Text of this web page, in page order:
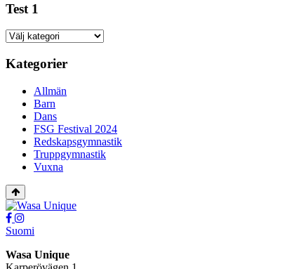
Test 1
Test
Kategorier
Allmän
Barn
Dans
FSG Festival 2024
Redskapsgymnastik
Truppgymnastik
Vuxna
Tillbaka
upp
Social
link
Social
link
Suomi
Wasa Unique